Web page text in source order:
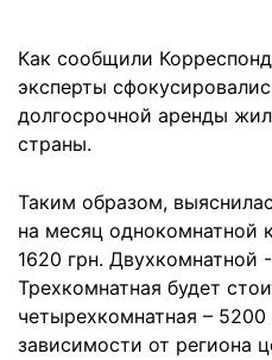
Как сообщили
эксперты
долгосрочной аренды
страны.
Таким образом,
на месяц однокомнатной
1620 грн. Двухкомнатной
Трехкомнатная будет
четырехкомнатная –
зависимости от региона